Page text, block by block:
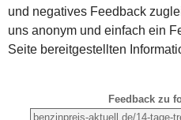
und negatives Feedback
uns anonym und einfach ein
Seite bereitgestellten
Feedback zu